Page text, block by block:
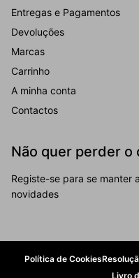
Entregas e Pagamentos
Devoluções
Marcas
Carrinho
A minha conta
Contactos
Não quer perder o
Registe-se para se manter
novidades
Política de Cookies
Livro